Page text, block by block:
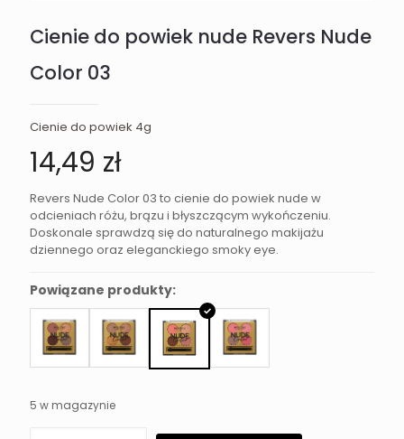
Cienie do powiek nude Revers Nude
Color 03
Cienie do powiek 4g
14,49 zł
Revers Nude Color 03 to cienie do powiek nude w
odcieniach różu, brązu i błyszczącym wykończeniu.
Doskonale sprawdzą się do naturalnego makijażu
dziennego oraz eleganckiego smoky eye.
Powiązane produkty:
5 w magazynie